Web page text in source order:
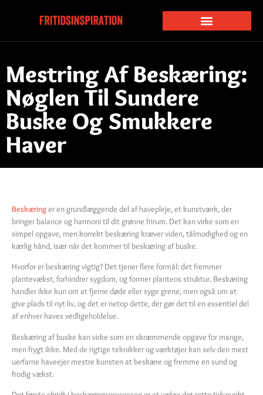
Mestring Af Beskæring:
Nøglen Til Sundere
Buske Og Smukkere
Haver
Beskæringer en grundlæggende del af havepleje, et kunstværk, der
bringer balance og harmoni til dit grønne frirum. Det kan virke som en
simpel opgave, men korrekt beskæring kræver viden, tålmodighed og en
kærlig hånd, især når det kommer til beskæring af buske.
Hvorfor er beskæring vigtig? Det tjener flere formål: det fremmer
plantevækst, forhindrer sygdom, og former plantens struktur. Beskæring
handler ikke kun om at fjerne døde eller syge grene, men også om at
give plads til nyt liv, og det er netop dette, der gør det til en essentiel del
af enhver haves vedligeholdelse.
Beskæring af buske kan virke som en skræmmende opgave for mange,
men frygt ikke. Med de rigtige teknikker og værktøjer kan selv den mest
uerfarne haveejer mestre kunsten at beskære og fremme en sund og
frodig vækst.